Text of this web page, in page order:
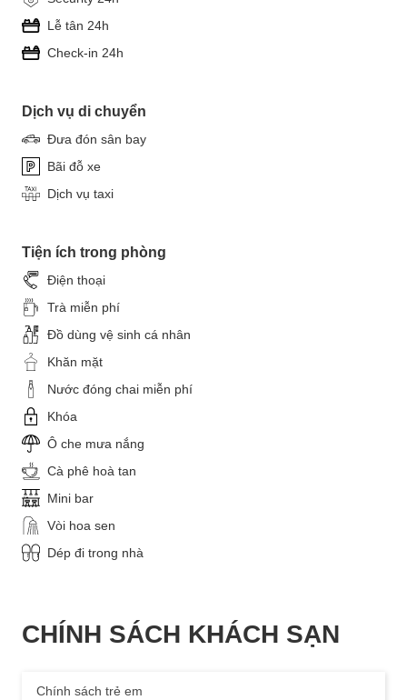
Lễ tân 24h
Check-in 24h
Dịch vụ di chuyển
Đưa đón sân bay
Bãi đỗ xe
Dịch vụ taxi
Tiện ích trong phòng
Điện thoại
Trà miễn phí
Đồ dùng vệ sinh cá nhân
Khăn mặt
Nước đóng chai miễn phí
Khóa
Ô che mưa nắng
Cà phê hoà tan
Mini bar
Vòi hoa sen
Dép đi trong nhà
CHÍNH SÁCH KHÁCH SẠN
Chính sách trẻ em